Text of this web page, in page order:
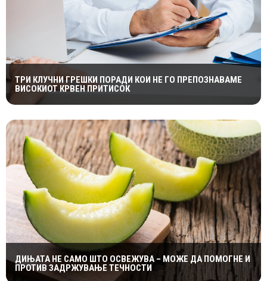
ТРИ КЛУЧНИ ГРЕШКИ ПОРАДИ КОИ НЕ ГО ПРЕПОЗНАВАМЕ
ВИСОКИОТ КРВЕН ПРИТИСОК
ДИЊАТА НЕ САМО ШТО ОСВЕЖУВА – МОЖЕ ДА ПОМОГНЕ И
ПРОТИВ ЗАДРЖУВАЊЕ ТЕЧНОСТИ